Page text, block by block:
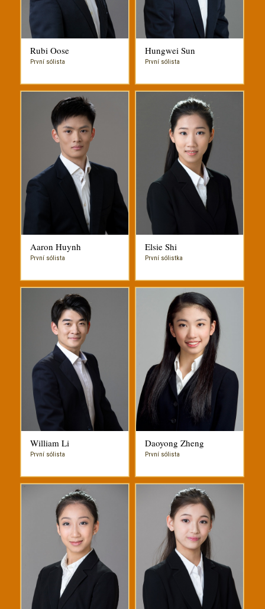
Rubi Oose
První sólista
Hungwei Sun
První sólista
Aaron Huynh
První sólista
Elsie Shi
První sólistka
William Li
První sólista
Daoyong Zheng
První sólista